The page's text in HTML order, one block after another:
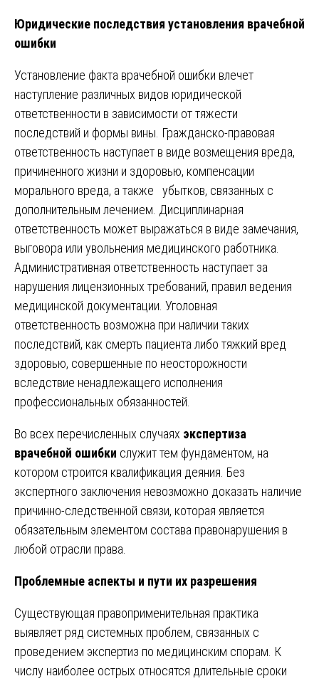
Юридические последствия установления врачебной
ошибки
Установление факта врачебной ошибки влечет
наступление различных видов юридической
ответственности в зависимости от тяжести
последствий и формы вины. Гражданско-правовая
ответственность наступает в виде возмещения вреда,
причиненного жизни и здоровью, компенсации
морального вреда, а также убытков, связанных с
дополнительным лечением. Дисциплинарная
ответственность может выражаться в виде замечания,
выговора или увольнения медицинского работника.
Административная ответственность наступает за
нарушения лицензионных требований, правил ведения
медицинской документации. Уголовная
ответственность возможна при наличии таких
последствий, как смерть пациента либо тяжкий вред
здоровью, совершенные по неосторожности
вследствие ненадлежащего исполнения
профессиональных обязанностей.
Во всех перечисленных случаях экспертиза
врачебной ошибки служит тем фундаментом, на
котором строится квалификация деяния. Без
экспертного заключения невозможно доказать наличие
причинно-следственной связи, которая является
обязательным элементом состава правонарушения в
любой отрасли права.
Проблемные аспекты и пути их разрешения
Существующая правоприменительная практика
выявляет ряд системных проблем, связанных с
проведением экспертиз по медицинским спорам. К
числу наиболее острых относятся длительные сроки